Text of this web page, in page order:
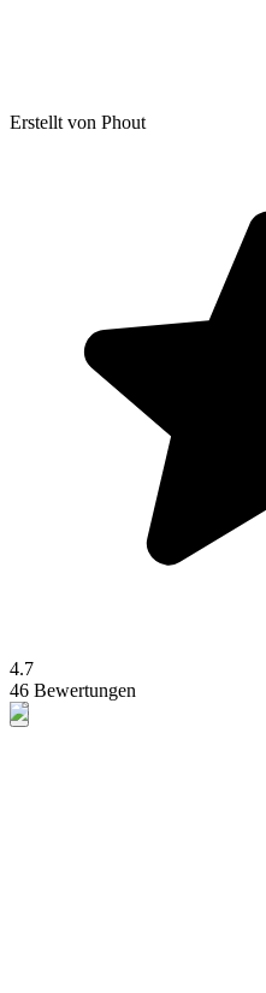
Erstellt von Phout
4.7
46 Bewertungen